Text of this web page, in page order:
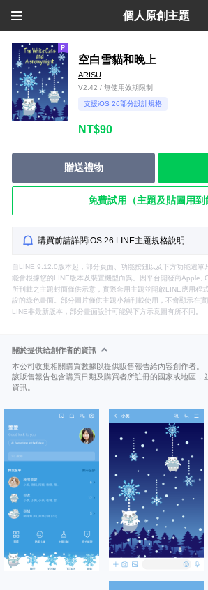
個人原創主題
空白雪貓和晚上
ARISU
V2.42 / 無使用效期限制
支援iOS 26部分設計規格
NT$90
贈送禮物
免費試用（主題及貼圖用到
購買前請詳閱iOS 26 LINE主題規格說明
自LINE 9.12.0版本起，部分頁面、功能按鈕以及下方功能選單
能會根據您的LINE版本及裝置機型而異。因平台開發商Apple,
所刊載之主題封面僅供示意，實際套用主題並開啟LINE應用程
設的綠色畫面。部分圖片僅供主題小舖刊載使用，不會顯示在
LINE非最新版本，部分畫面設計可能與下方示意圖有所不同。
關於提供給創作者的資訊
本公司收集相關購買數據以提供販售報告給內容創作者。
該販售報告包含購買日期及購買者所註冊的國家或地區，
資訊。